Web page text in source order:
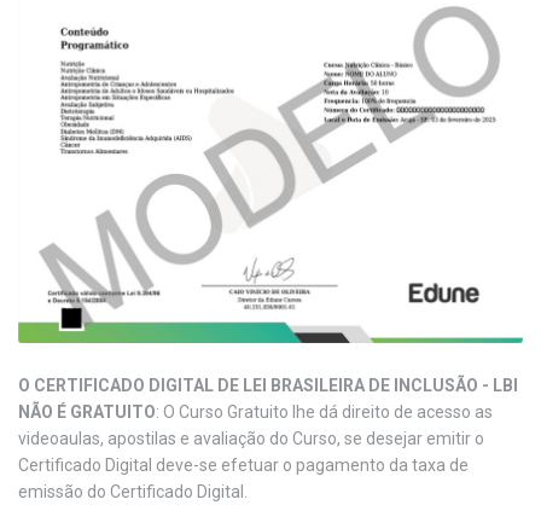
O CERTIFICADO DIGITAL DE LEI BRASILEIRA DE INCLUSÃO - LBI
NÃO É GRATUITO: O Curso Gratuito lhe dá direito de acesso as
videoaulas, apostilas e avaliação do Curso, se desejar emitir o
Certificado Digital deve-se efetuar o pagamento da taxa de
emissão do Certificado Digital.